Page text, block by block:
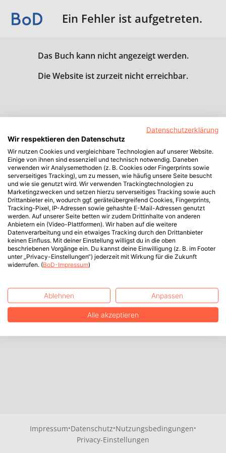
Ein Fehler ist aufgetreten.
Das Buch kann nicht angezeigt werden.
Die Website ist zurzeit nicht erreichbar.
Impressum·Datenschutz·Nutzungsbedingungen·
Privacy-Einstellungen
Datenschutzerklärung
Wir respektieren den Datenschutz
Wir nutzen Cookies und vergleichbare Technologien auf unserer Website.
Einige von ihnen sind essenziell und technisch notwendig. Daneben
verwenden wir Analysemethoden (z. B. Cookies oder Fingerprints sowie
serverseitiges Tracking), um zu messen, wie häufig unsere Seite besucht
und wie sie genutzt wird. Wir verwenden Trackingtechnologien zu
Marketingzwecken und setzen hierzu serverseitiges Tracking sowie auch
Drittanbieter ein, wodurch ggf. geräteübergreifend Cookies, Fingerprints,
Tracking-Pixel, IP-Adressen sowie gehashte E-Mail-Adressen genutzt
werden. Auf unserer Seite betten wir zudem Drittinhalte von anderen
Anbietern ein (Video-Plattformen). Wir haben auf die weitere
Datenverarbeitung und ein etwaiges Tracking durch den Drittanbieter
keinen Einfluss. Mit deiner Einstellung willigst du in die oben
beschriebenen Vorgänge ein. Du kannst deine Einwilligung (z. B. im Footer
unter „Privacy-Einstellungen“) jederzeit mit Wirkung für die Zukunft
widerrufen. (BoD-Impressum)
Ablehnen Anpassen
Alle akzeptieren